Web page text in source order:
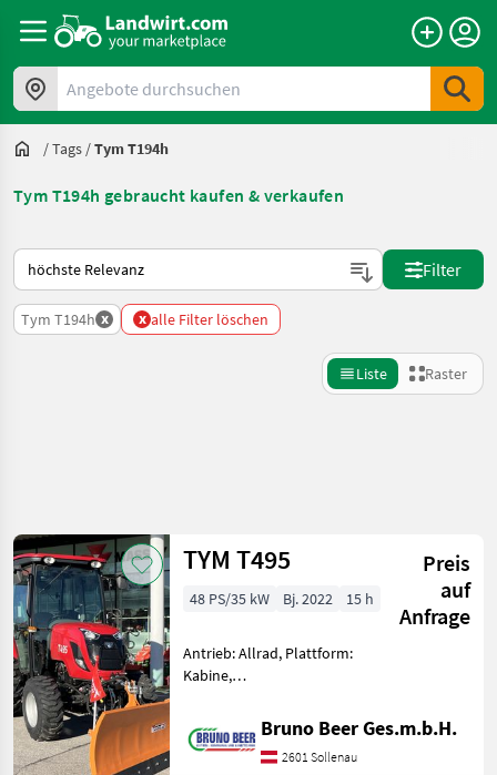
Angebote durchsuchen
/Tags /Tym T194h
Tym T194h gebraucht kaufen & verkaufen
So wird auf Landwirt.com sortiert
Filter
Tym T194h x x alle Filter löschen
Liste Raster
Kategorie 2 Land Filter
AKTUELLER
PFAD
Tym
T194h
KATEGORIE
WÄHLEN
Zurücksetzen
Ergebnisse
anzeigen
TYM T495
Preis
auf
Anfrage
48 PS/35 kW Bj. 2022 15 h
Antrieb: Allrad, Plattform:
Kabine,
Höchstgeschwindigkeit in
km/h: 30 km/h, Abgasstufe:
Tier 5, Oberlenker hinten:
Bruno Beer Ges.m.b.H.
2601 Sollenau